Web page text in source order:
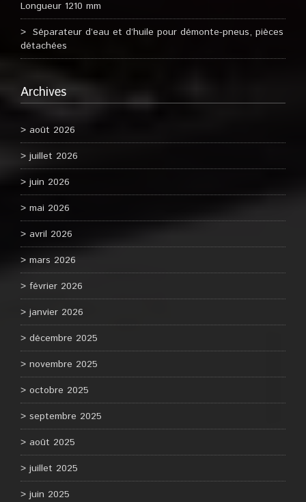
Longueur 1210 mm
Séparateur d’eau et d’huile pour démonte-pneus, pièces
détachées
Archives
août 2026
juillet 2026
juin 2026
mai 2026
avril 2026
mars 2026
février 2026
janvier 2026
décembre 2025
novembre 2025
octobre 2025
septembre 2025
août 2025
juillet 2025
juin 2025